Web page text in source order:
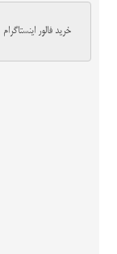
خرید فالور اینستاگرام